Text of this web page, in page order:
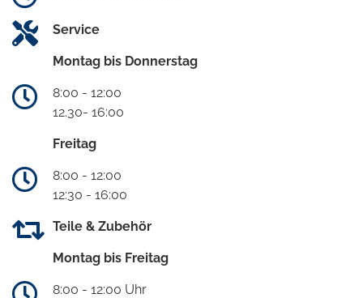
Service
Montag bis Donnerstag
8:00 - 12:00
12.30- 16:00
Freitag
8:00 - 12:00
12:30 - 16:00
Teile & Zubehör
Montag bis Freitag
8:00 - 12:00 Uhr